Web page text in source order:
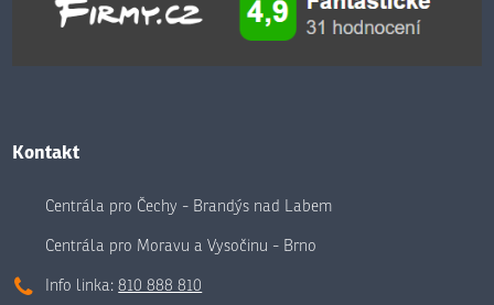
Kontakt
Centrála pro Čechy - Brandýs nad Labem
Centrála pro Moravu a Vysočinu - Brno
Info linka:810 888 810